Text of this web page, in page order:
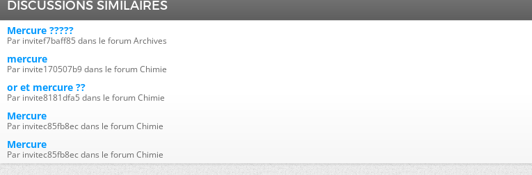
DISCUSSIONS SIMILAIRES
Mercure ?????
Par invitef7baff85 dans le forum Archives
mercure
Par invite170507b9 dans le forum Chimie
or et mercure ??
Par invite8181dfa5 dans le forum Chimie
Mercure
Par invitec85fb8ec dans le forum Chimie
Mercure
Par invitec85fb8ec dans le forum Chimie